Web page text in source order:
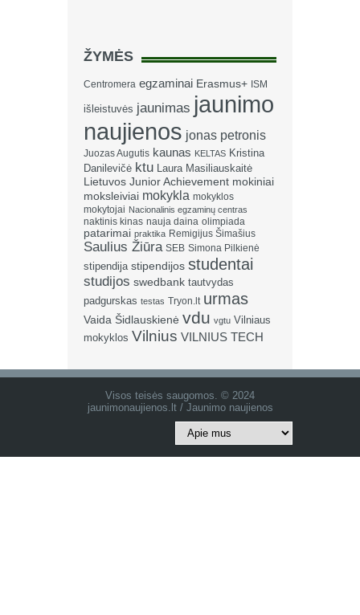
ŽYMĖS
Centromera egzaminai Erasmus+ ISM
išleistuvės jaunimas jaunimo
naujienos jonas petronis
Juozas Augutis kaunas KELTAS Kristina
Danilevičė ktu Laura Masiliauskaitė
Lietuvos Junior Achievement mokiniai
moksleiviai mokykla mokyklos
mokytojai Nacionalinis egzaminų centras
naktinis kinas nauja daina olimpiada
patarimai praktika Remigijus Šimašius
Saulius Žiūra SEB Simona Pilkienė
stipendija stipendijos studentai
studijos swedbank tautvydas
padgurskas testas Tryon.lt urmas
Vaida Šidlauskienė vdu vgtu Vilniaus
mokyklos Vilnius VILNIUS TECH
Visos teisės saugomos. © 2024
jaunimonaujienos.lt / Jaunimo naujienos